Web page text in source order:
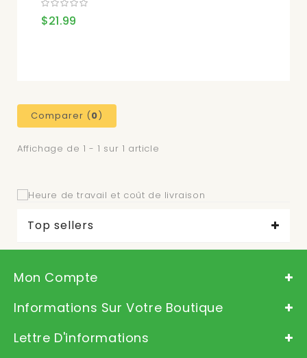
$21.99
Comparer (0)
Affichage de 1 - 1 sur 1 article
Top sellers
Mon Compte
Informations Sur Votre Boutique
Lettre D'informations